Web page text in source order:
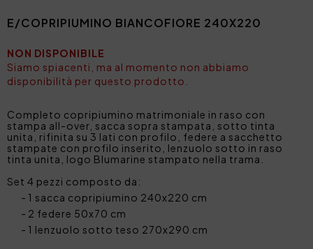
E/COPRIPIUMINO BIANCOFIORE 240X220
NON DISPONIBILE
Siamo spiacenti, ma al momento non abbiamo
disponibilità per questo prodotto.
Completo copripiumino matrimoniale in raso con
stampa all-over, sacca sopra stampata, sotto tinta
unita, rifinita su 3 lati con profilo, federe a sacchetto
stampate con profilo inserito, lenzuolo sotto in raso
tinta unita, logo Blumarine stampato nella trama.
Set 4 pezzi composto da:
1 sacca copripiumino 240x220 cm
2 federe 50x70 cm
1 lenzuolo sotto teso 270x290 cm